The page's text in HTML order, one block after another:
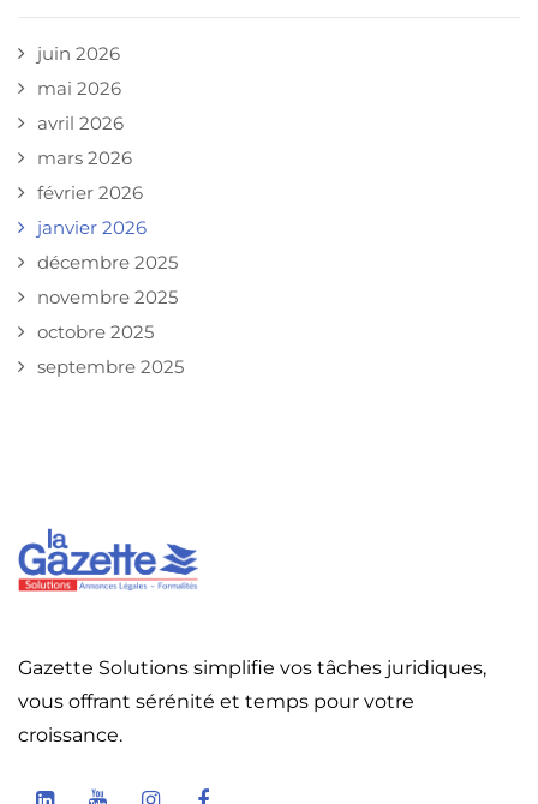
juin 2026
mai 2026
avril 2026
mars 2026
février 2026
janvier 2026
décembre 2025
novembre 2025
octobre 2025
septembre 2025
Gazette Solutions simplifie vos tâches juridiques,
vous offrant sérénité et temps pour votre
croissance.